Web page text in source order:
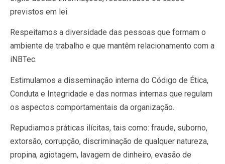
previstos em lei.
Respeitamos a diversidade das pessoas que formam o
ambiente de trabalho e que mantêm relacionamento com a
iNBTec.
Estimulamos a disseminação interna do Código de Ética,
Conduta e Integridade e das normas internas que regulam
os aspectos comportamentais da organização.
Repudiamos práticas ilícitas, tais como: fraude, suborno,
extorsão, corrupção, discriminação de qualquer natureza,
propina, agiotagem, lavagem de dinheiro, evasão de